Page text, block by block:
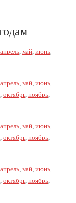
апрель, май, июнь,
апрель, май, июнь,
, октябрь, ноябрь,
апрель, май, июнь,
, октябрь, ноябрь,
апрель, май, июнь,
, октябрь, ноябрь,